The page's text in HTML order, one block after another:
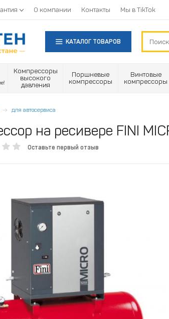
О компании Контакты Мы в TikTok
КАТАЛОГ ТОВАРОВ
Компрессоры
высокого
давления
Поршневые
компрессоры
Винтовые
компрессоры
для автосервиса
на ресивере FINI
Оставьте первый отзыв